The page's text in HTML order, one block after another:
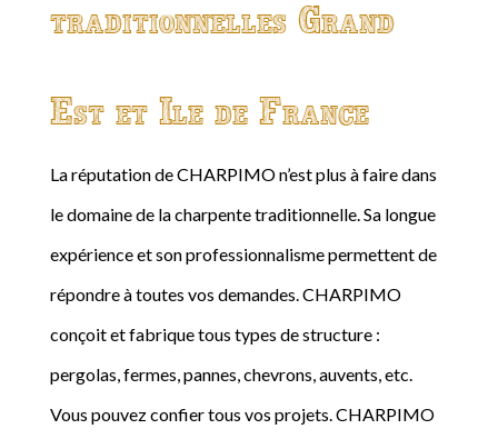
traditionnelles Grand
Est et Ile de France
La réputation de CHARPIMO n’est plus à faire dans
le domaine de la charpente traditionnelle. Sa longue
expérience et son professionnalisme permettent de
répondre à toutes vos demandes. CHARPIMO
conçoit et fabrique tous types de structure :
pergolas, fermes, pannes, chevrons, auvents, etc.
Vous pouvez confier tous vos projets. CHARPIMO